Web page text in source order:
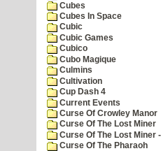
Cubes
Cubes In Space
Cubic
Cubic Games
Cubico
Cubo Magique
Culmins
Cultivation
Cup Dash 4
Current Events
Curse Of Crowley Manor
Curse Of The Lost Miner
Curse Of The Lost Miner
Curse Of The Pharaoh